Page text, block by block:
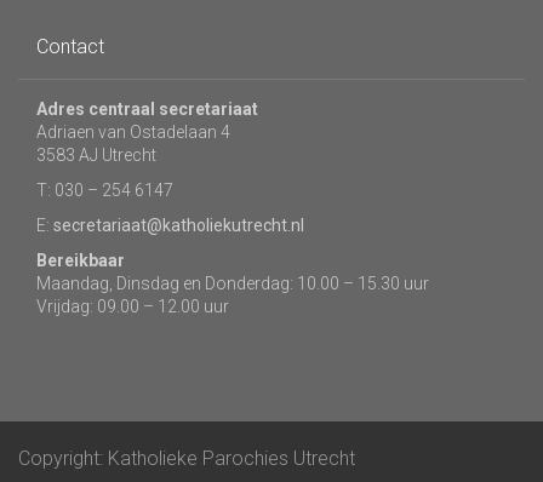
Contact
Adres centraal secretariaat
Adriaen van Ostadelaan 4
3583 AJ Utrecht
T: 030 – 254 6147
E: secretariaat@katholiekutrecht.nl
Bereikbaar
Maandag, Dinsdag en Donderdag: 10.00 – 15.30 uur
Vrijdag: 09.00 – 12.00 uur
Copyright: Katholieke Parochies Utrecht